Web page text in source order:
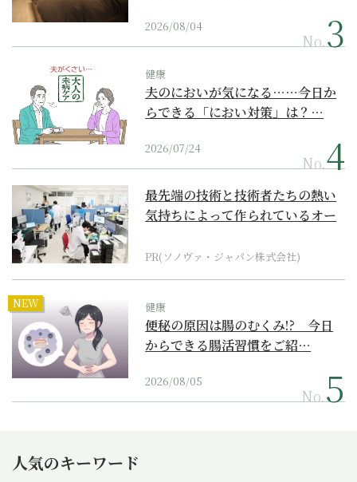
2026/08/04
No.
健康
夫のにおいが気になる……今日か
らできる「におい対策」は？…
2026/07/24
No.
最先端の技術と技術者たちの熱い
気持ちによって作られているオー
PR(ソノヴァ・ジャパン株式会社)
NEW 健康
便秘の原因は腸のむくみ!? 今日
からできる腸活習慣をご紹…
2026/08/05
No.
人気のキーワード